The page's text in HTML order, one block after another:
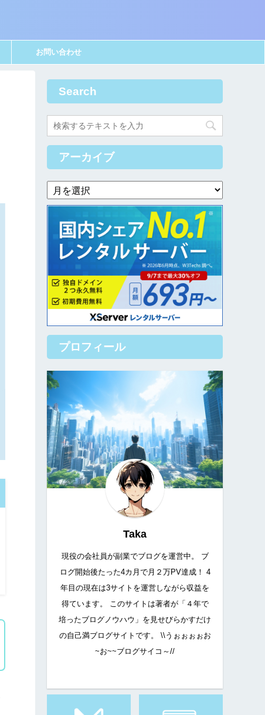
お問い合わせ
Search
アーカイブ
プロフィール
Taka
現役の会社員が副業でブログを運営中。 ブ
ログ開始後たった4カ月で月２万PV達成！ 4
年目の現在は3サイトを運営しながら収益を
得ています。 このサイトは著者が「４年で
培ったブログノウハウ」を見せびらかすだけ
の自己満ブログサイトです。 \\うぉぉぉぉお
~お~~ブログサイコ～//